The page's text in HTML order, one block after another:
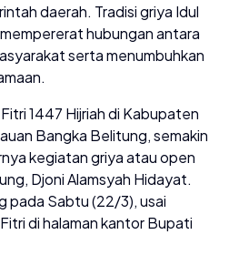
daerah. Tradisi griya Idul
hubungan antara
serta menumbuhkan
1447 Hijriah di Kabupaten
Bangka Belitung, semakin
kegiatan griya atau open
Djoni Alamsyah Hidayat.
pada Sabtu (22/3), usai
di halaman kantor Bupati